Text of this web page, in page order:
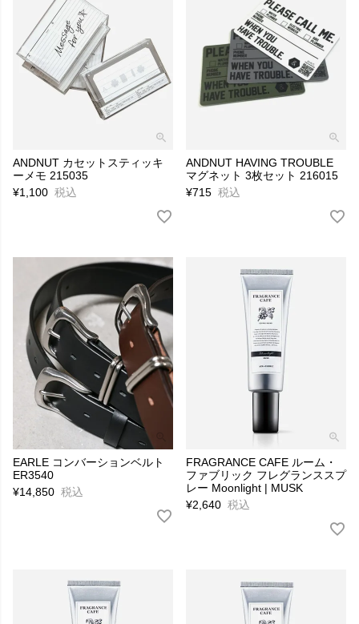
ANDNUT カセットスティッキ
ーメモ 215035
¥1,100 税込
ANDNUT HAVING TROUBLE
マグネット 3枚セット 216015
¥715 税込
EARLE コンバーションベルト
ER3540
¥14,850 税込
FRAGRANCE CAFE ルーム・
ファブリック フレグランススプ
レー Moonlight | MUSK
¥2,640 税込